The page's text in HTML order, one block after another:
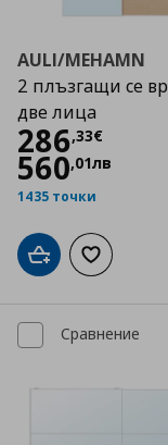
AULI/MEHAMN
2 плъзгащи се
две лица
286,33€
Цена
560,01лв
1435 точки
Добави вДобави
Сравнение